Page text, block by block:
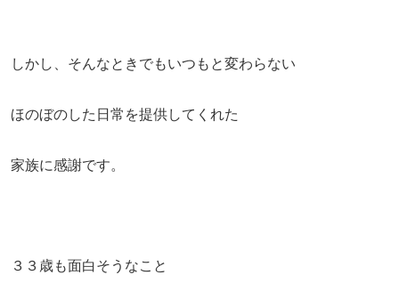
しかし、そんなときでもいつもと変わらない
ほのぼのした日常を提供してくれた
家族に感謝です。
３３歳も面白そうなこと